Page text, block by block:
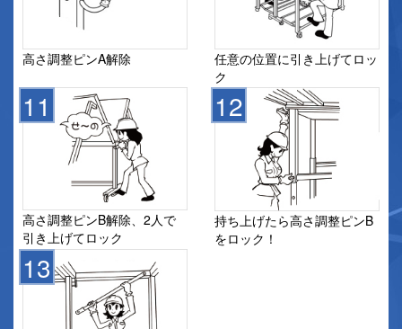
高さ調整ピンA解除
任意の位置に引き上げてロッ
ク
高さ調整ピンB解除、2人で
引き上げてロック
持ち上げたら高さ調整ピンB
をロック！